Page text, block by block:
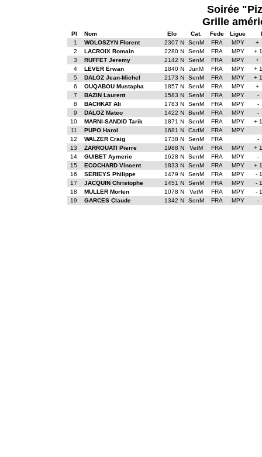
Soirée
Grille
Pl Nom Elo Cat. Fede Ligue
1
WOLOSZYN Florent 2307 N SenM FRA MPY
+
2
LACROIX Romain 2280 N SenM FRA MPY
+
3
RUFFET Jeremy 2142 N SenM FRA MPY
+
4
LEVER Erwan 1840 N JunM FRA MPY
+
5
DALOZ Jean-Michel 2173 N SenM FRA MPY
+
6
OUQABOU Mustapha 1857 N SenM FRA MPY
+
7
BAZIN Laurent 1583 N SenM FRA MPY
-
8
BACHKAT Ali 1783 N SenM FRA MPY
-
9
DALOZ Mateo 1422 N BenM FRA MPY
-
10
MARNI-SANDID Tarik 1871 N SenM FRA MPY
+
11
PUPO Harol 1681 N CadM FRA
MPY
12
WALZER Craig 1738 N SenM FRA
-
13
ZARROUATI Pierre 1988 N VetM FRA MPY
+
14
GUIBET Aymeric 1628 N SenM FRA MPY
-
15
ECOCHARD Vincent 1833 N SenM FRA MPY
+
16
SERIEYS Philippe 1479 N SenM FRA MPY
-
17
JACQUIN Christophe 1451 N SenM FRA MPY
-
18
MULLER Morten 1078 N VetM FRA MPY
-
19
GARCES Claude 1342 N SenM FRA MPY -